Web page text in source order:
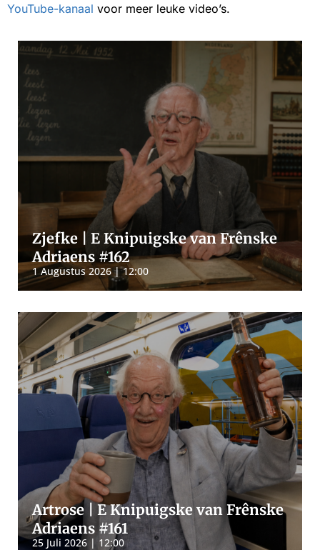
YouTube-kanaal voor meer leuke video’s.
Zjefke | E Knipuigske van Frênske
Adriaens #162
1 Augustus 2026 | 12:00
Artrose | E Knipuigske van Frênske
Adriaens #161
25 Juli 2026 | 12:00